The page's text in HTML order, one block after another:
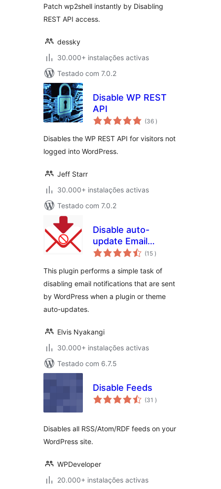
Patch wp2shell instantly by Disabling
REST API access.
dessky
30.000+ instalações activas
Testado com 7.0.2
Disable WP REST
API
(36 classificações
)
Disables the WP REST API for visitors not
logged into WordPress.
Jeff Starr
30.000+ instalações activas
Testado com 7.0.2
Disable auto-
update Email
Notifications(15 classificações
)
This plugin performs a simple task of
disabling email notifications that are sent
by WordPress when a plugin or theme
auto-updates.
Elvis Nyakangi
30.000+ instalações activas
Testado com 6.7.5
Disable Feeds
(31 classificações
)
Disables all RSS/Atom/RDF feeds on your
WordPress site.
WPDeveloper
20.000+ instalações activas